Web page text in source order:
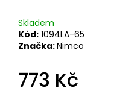
Skladem
Kód: 1094LA-65
Značka:Nimco
773 Kč
u
e
m
e